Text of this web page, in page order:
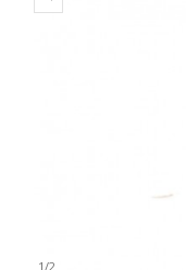
1/2